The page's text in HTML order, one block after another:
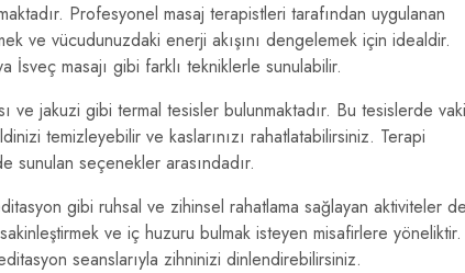
Profesyonel masaj terapistleri tarafından uygulanan
ve vücudunuzdaki enerji akışını dengelemek için idealdir.
masajı gibi farklı tekniklerle sunulabilir.
ve jakuzi gibi termal tesisler bulunmaktadır. Bu tesislerde
temizleyebilir ve kaslarınızı rahatlatabilirsiniz. Terapi
sunulan seçenekler arasındadır.
gibi ruhsal ve zihinsel rahatlama sağlayan aktiviteler
ve iç huzuru bulmak isteyen misafirlere yöneliktir.
seanslarıyla zihninizi dinlendirebilirsiniz.